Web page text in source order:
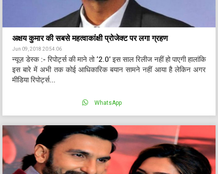
अक्षय कुमार की सबसे महत्वाकांक्षी प्रोजेक्ट पर लगा ग्रहण
Jun 09, 2018 20:54:06
न्यूज़ डेस्क :- रिपोर्ट्स की माने तो ‘2.0’ इस साल रिलीज नहीं हो पाएगी हालांकि
इस बारे में अभी तक कोई आधिकारिक बयान सामने नहीं आया है लेकिन अगर
मीडिया रिपोर्ट्स...
WhatsApp